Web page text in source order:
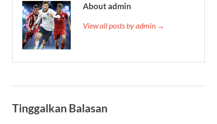
About admin
View all posts by admin →
Tinggalkan Balasan